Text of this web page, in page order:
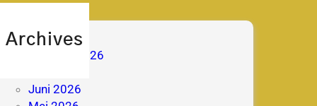
Archives
Agustus 2026
Juni 2026